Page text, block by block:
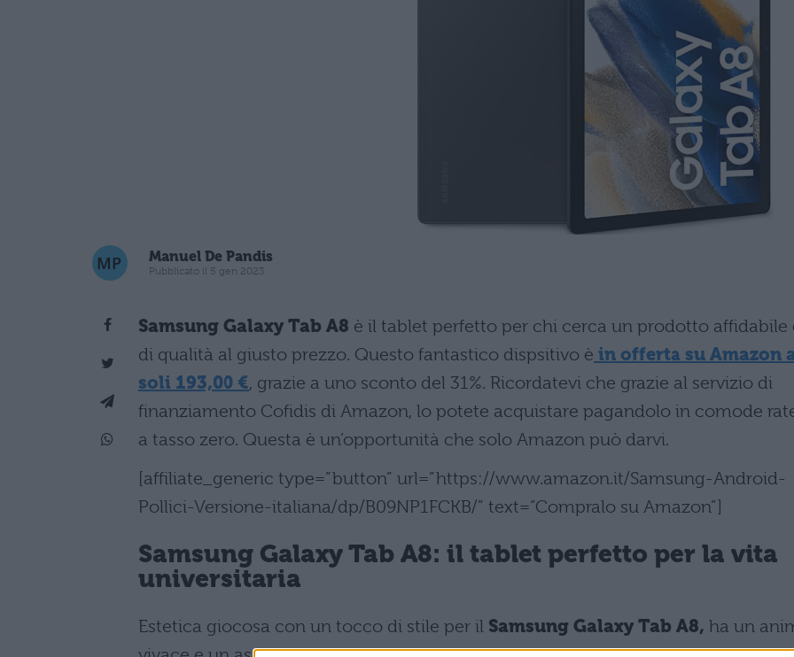
Manuel De Pandis
Pubblicato il 5 gen 2023
Samsung Galaxy Tab A8 è il tablet perfetto per chi cerca un prodotto affidabile
di qualità al giusto prezzo. Questo fantastico dispsitivo è in offerta su Amazon
soli 193,00 €, grazie a uno sconto del 31%. Ricordatevi che grazie al servizio di
finanziamento Cofidis di Amazon, lo potete acquistare pagandolo in comode
a tasso zero. Questa è un’opportunità che solo Amazon può darvi.
[affiliate_generic type=”button” url=”https://www.amazon.it/Samsung-Android-
Pollici-Versione-italiana/dp/B09NP1FCKB/” text=”Compralo su Amazon”]
Samsung Galaxy Tab A8: il tablet perfetto per la vita
universitaria
Estetica giocosa con un tocco di stile per il Samsung Galaxy Tab A8, ha un